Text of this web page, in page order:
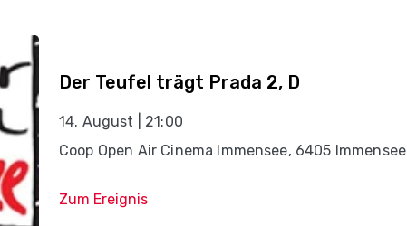
Der Teufel trägt Prada 2, D
14. August | 21:00
Coop Open Air Cinema Immensee, 6405 Immensee
Zum Ereignis